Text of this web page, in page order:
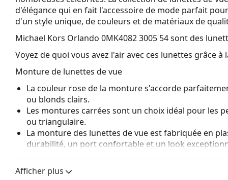
d'élégance qui en fait l'accessoire de mode parfait
d'un style unique, de couleurs et de matériaux de
Michael Kors Orlando 0MK4082 3005 54sont des
Voyez de quoi vous avez l'air avec ces lunettes grâce
Monture de lunettes de vue
La couleur rose de la monture s'accorde
ou blonds clairs.
Les montures carrées sont un choix idéal pour les
ou triangulaire.
La monture des lunettes de vue est fabriquée en
durabilité, un port confortable et un look
composent d'une monture avant et d'une paire de
votre style grâce à leur design remarquable. L'un
Afficher plus